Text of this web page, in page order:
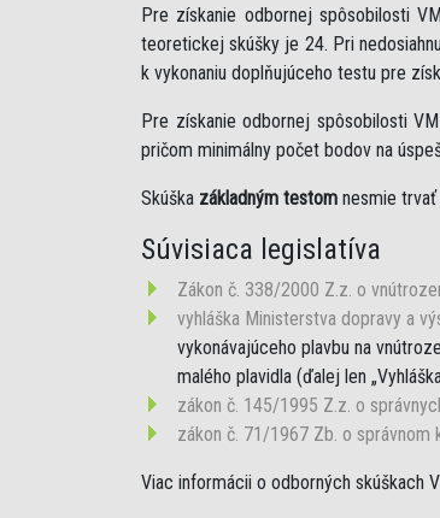
Pre získanie odbornej spôsobilosti
teoretickej skúšky je 24. Pri
k vykonaniu doplňujúceho testu pre
Pre získanie odbornej spôsobilosti
pričom minimálny počet bodov na
Skúška základným testom nesmie trvať
Súvisiaca legislatíva
Zákon č. 338/2000 Z.z. o
vyhláška Ministerstva dopravy a
vykonávajúceho plavbu na
malého plavidla (ďalej len
zákon č. 145/1995 Z.z. o
zákon č. 71/1967 Zb. o správnom
Viac informácii o odborných skúškach